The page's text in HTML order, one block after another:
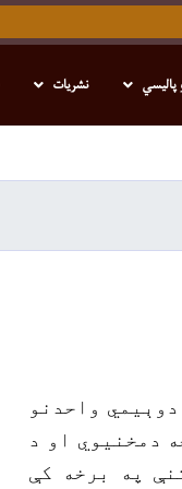
پالیسي نشریات
واحدنو
دمخنیوي او د
په برخه کې